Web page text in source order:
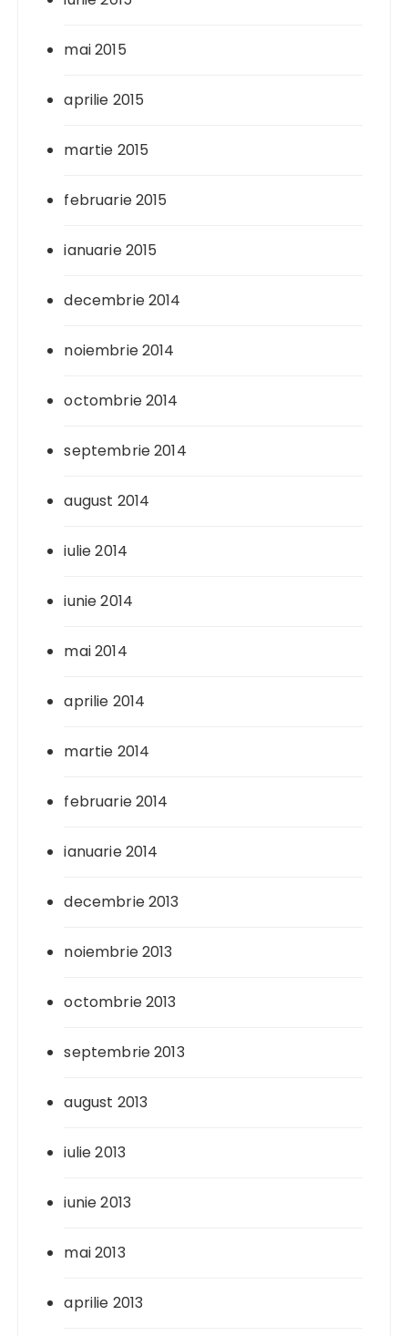
mai 2015
aprilie 2015
martie 2015
februarie 2015
ianuarie 2015
decembrie 2014
noiembrie 2014
octombrie 2014
septembrie 2014
august 2014
iulie 2014
iunie 2014
mai 2014
aprilie 2014
martie 2014
februarie 2014
ianuarie 2014
decembrie 2013
noiembrie 2013
octombrie 2013
septembrie 2013
august 2013
iulie 2013
iunie 2013
mai 2013
aprilie 2013